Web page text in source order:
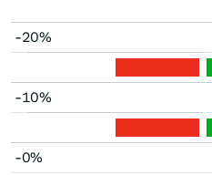
-20%
-10%
-0%